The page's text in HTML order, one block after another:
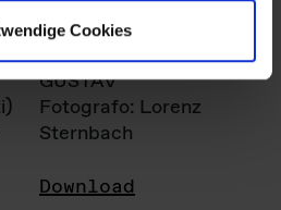
Cookies
GUSTAV
Fotografo: Lorenz
Sternbach
Download